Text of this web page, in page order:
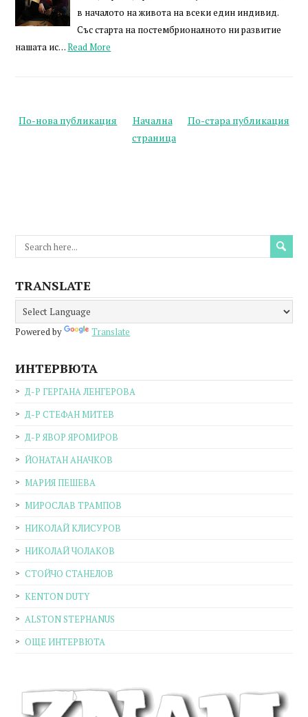
в началото на живота на всеки един индивид.
Със старта на постембрионалното ни развитие
нашата ис…Read More
По-нова публикация По-стара публикация
Начална
страница
TRANSLATE
Powered by Translate
ИНТЕРВЮТА
Д-Р ГЕРГАНА ЛЕНГЕРОВА
Д-Р СТЕФАН МИТЕВ
Д-Р ЯВОР ЯРОМИРОВ
ЙОНАТАН АНАЧКОВ
МАРИЯ ПЕШЕВА
МИРОСЛАВ ТРАМПОВ
НИКОЛАЙ КЛИСУРОВ
НИКОЛАЙ ЧОЛАКОВ
СТОЙЧО СТАНЕЛОВ
KENTON DUTY
ALSTON STEPHANUS
ОЩЕ ИНТЕРВЮТА